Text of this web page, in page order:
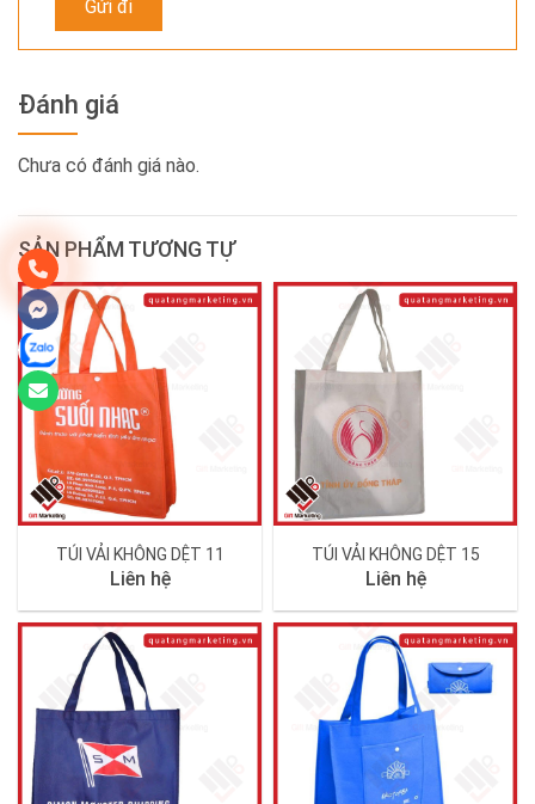
Đánh giá
Chưa có đánh giá nào.
SẢN PHẨM TƯƠNG TỰ
TÚI VẢI KHÔNG DỆT 11
Liên hệ
TÚI VẢI KHÔNG DỆT 15
Liên hệ